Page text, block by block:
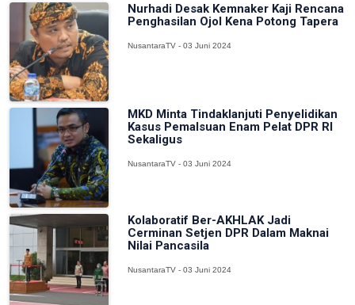
Nurhadi Desak Kemnaker Kaji Rencana
Penghasilan Ojol Kena Potong Tapera
NusantaraTV - 03 Juni 2024
MKD Minta Tindaklanjuti Penyelidikan
Kasus Pemalsuan Enam Pelat DPR RI
Sekaligus
NusantaraTV - 03 Juni 2024
Kolaboratif Ber-AKHLAK Jadi
Cerminan Setjen DPR Dalam Maknai
Nilai Pancasila
NusantaraTV - 03 Juni 2024